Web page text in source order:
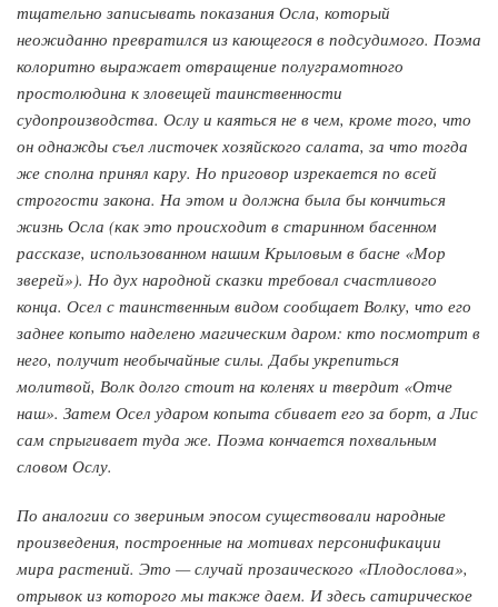
тщательно записывать показания Осла, который
неожиданно превратился из кающегося в подсудимого. Поэма
колоритно выражает отвращение полуграмотного
простолюдина к зловещей таинственности
судопроизводства. Ослу и каяться не в чем, кроме того, что
он однажды съел листочек хозяйского салата, за что тогда
же сполна принял кару. Но приговор изрекается по всей
строгости закона. На этом и должна была бы кончиться
жизнь Осла (как это происходит в старинном басенном
рассказе, использованном нашим Крыловым в басне «Мор
зверей»). Но дух народной сказки требовал счастливого
конца. Осел с таинственным видом сообщает Волку, что его
заднее копыто наделено магическим даром: кто посмотрит в
него, получит необычайные силы. Дабы укрепиться
молитвой, Волк долго стоит на коленях и твердит «Отче
наш». Затем Осел ударом копыта сбивает его за борт, а Лис
сам спрыгивает туда же. Поэма кончается похвальным
словом Ослу.
По аналогии со звериным эпосом существовали народные
произведения, построенные на мотивах персонификации
мира растений. Это — случай прозаического «Плодослова»,
отрывок из которого мы также даем. И здесь сатирическое